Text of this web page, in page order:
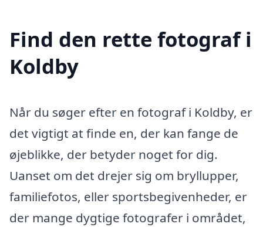
Find den rette fotograf i
Koldby
Når du søger efter en fotograf i Koldby, er
det vigtigt at finde en, der kan fange de
øjeblikke, der betyder noget for dig.
Uanset om det drejer sig om bryllupper,
familiefotos, eller sportsbegivenheder, er
der mange dygtige fotografer i området,